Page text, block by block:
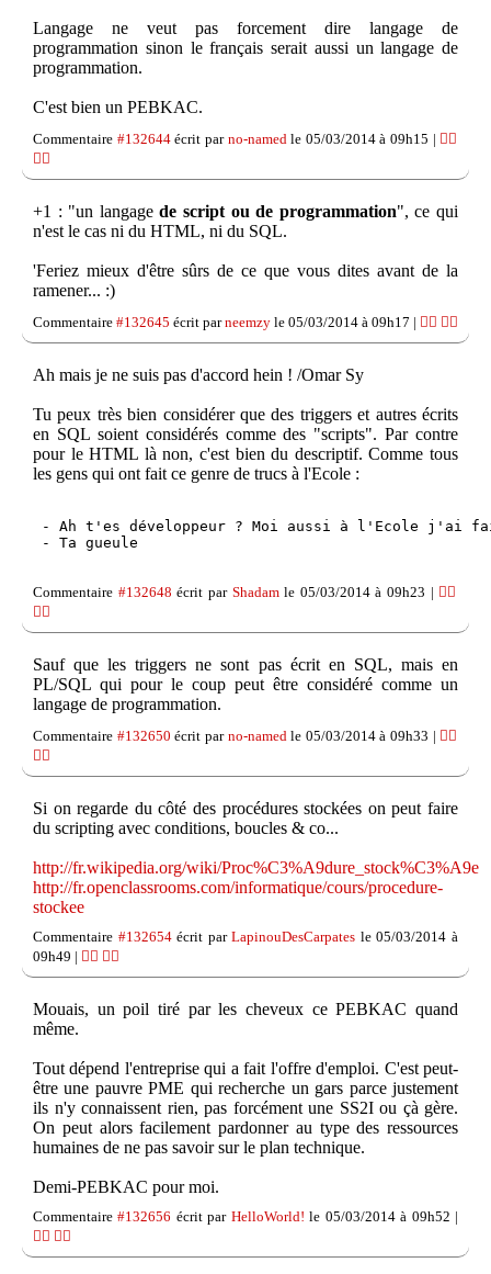
Langage ne veut pas forcement dire langage de
programmation sinon le français serait aussi un langage de
programmation.
C'est bien un PEBKAC.
Commentaire #132644écrit par no-namedle 05/03/2014 à 09h15 | 👍🏽
👎🏽
+1 : "un langagede script ou de programmation", ce qui
n'est le cas ni du HTML, ni du SQL.
'Feriez mieux d'être sûrs de ce que vous dites avant de la
ramener... :)
Commentaire #132645 écrit parneemzy le 05/03/2014 à 09h17 | 👍🏽 👎🏽
Ah mais je ne suis pas d'accord hein ! /Omar Sy
Tu peux très bien considérer que des triggers et autres écrits
en SQL soient considérés comme des "scripts". Par contre
pour le HTML là non, c'est bien du descriptif. Comme tous
les gens qui ont fait ce genre de trucs à l'Ecole :
- Ah t'es développeur ? Moi aussi à l'Ecole j'ai
- Ta gueule
Commentaire #132648 écrit par Shadamle 05/03/2014 à 09h23 | 👍🏽
👎🏽
Sauf que les triggers ne sont pas écrit en SQL, mais en
PL/SQL qui pour le coup peut être considéré comme un
langage de programmation.
Commentaire #132650 écrit par no-namedle 05/03/2014 à 09h33 | 👍🏽
👎🏽
Si on regarde du côté des procédures stockées on peut faire
du scripting avec conditions, boucles & co...
http://fr.wikipedia.org/wiki/Proc%C3%A9dure_stock%C3%A9e
http://fr.openclassrooms.com/informatique/cours/procedure-
stockee
Commentaire #132654écrit parLapinouDesCarpates le 05/03/2014 à
09h49 | 👍🏽 👎🏽
Mouais, un poil tiré par les cheveux ce PEBKAC quand
même.
Tout dépend l'entreprise qui a fait l'offre d'emploi. C'est peut-
être une pauvre PME qui recherche un gars parce justement
ils n'y connaissent rien, pas forcément une SS2I ou çà gère.
On peut alors facilement pardonner au type des ressources
humaines de ne pas savoir sur le plan technique.
Demi-PEBKAC pour moi.
Commentaire#132656 écrit par HelloWorld! le 05/03/2014 à 09h52 |
👍🏽 👎🏽